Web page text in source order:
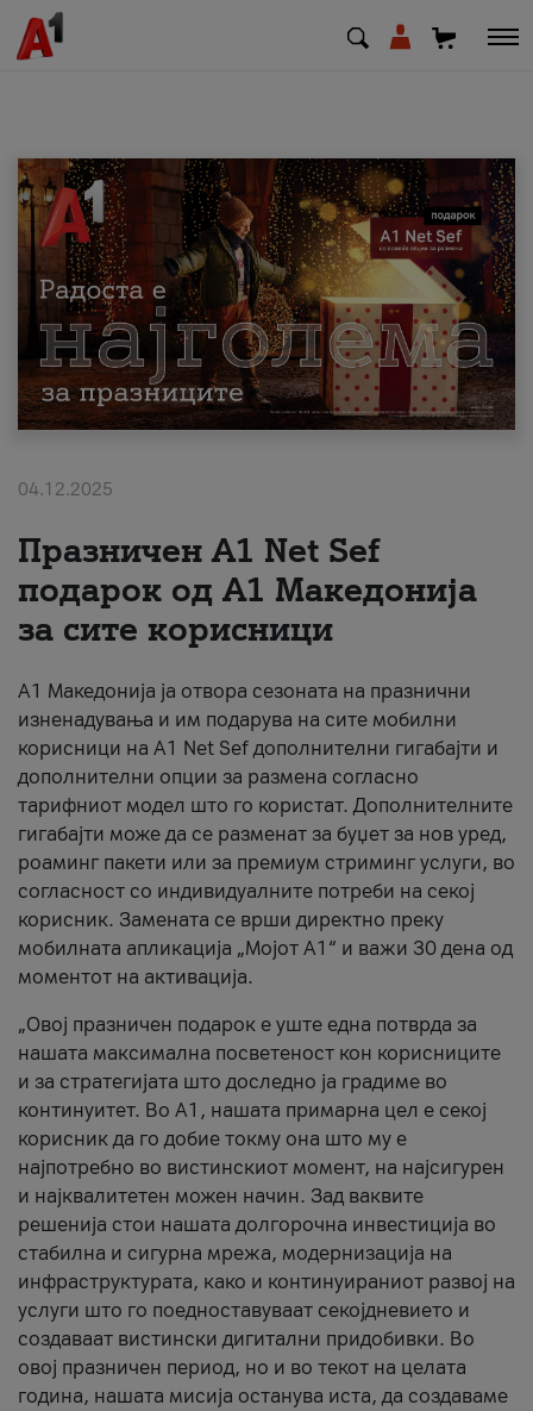
МК EN SQ
Приватни Деловни
Поддршка
Надополни кредит
За нас
#ПодобарОнлајн
04.12.2025
Празничен A1 Net Sеf
подарок од А1 Македонија
за сите корисници
А1 Македонија ја отвора сезоната на празнични
изненадувања и им подарува на сите мобилни
корисници на A1 Net Sef дополнителни гигабајти и
дополнителни опции за размена согласно
тарифниот модел што го користат. Дополнителните
гигабајти може да се разменат за буџет за нов уред,
роаминг пакети или за премиум стриминг услуги, во
согласност со индивидуалните потреби на секој
корисник. Замената се врши директно преку
мобилната апликација „Мојот А1“ и важи 30 дена од
моментот на активација.
„Овој празничен подарок е уште една потврда за
нашата максимална посветеност кон корисниците
и за стратегијата што доследно ја градиме во
континуитет. Во А1, нашата примарна цел е секој
корисник да го добие токму она што му е
најпотребно во вистинскиот момент, на најсигурен
и најквалитетен можен начин. Зад ваквите
решенија стои нашата долгорочна инвестиција во
стабилна и сигурна мрежа, модернизација на
инфраструктурата, како и континуираниот развој на
услуги што го поедноставуваат секојдневието и
создаваат вистински дигитални придобивки. Во
овој празничен период, но и во текот на целата
година, нашата мисија останува иста, да создаваме